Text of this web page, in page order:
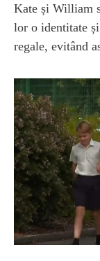
Kate și William
lor o identitate
regale, evitând